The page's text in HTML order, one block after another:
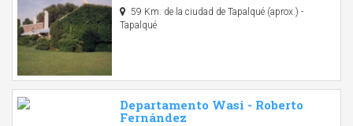
59 Km. de la ciudad de Tapalqué (aprox.) -
Tapalqué
Departamento Wasi - Roberto
Fernández